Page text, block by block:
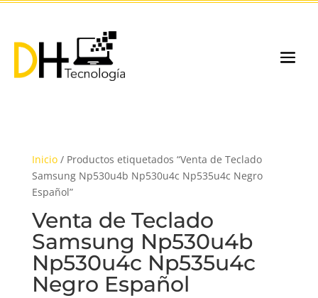
Inicio/ Productos etiquetados “Venta de Teclado
Samsung Np530u4b Np530u4c Np535u4c Negro
Español”
Venta de Teclado
Samsung Np530u4b
Np530u4c Np535u4c
Negro Español